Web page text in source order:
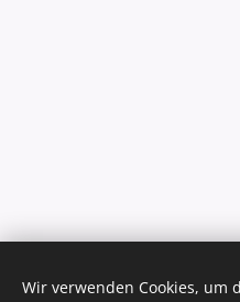
Wir verwenden Cookies, um